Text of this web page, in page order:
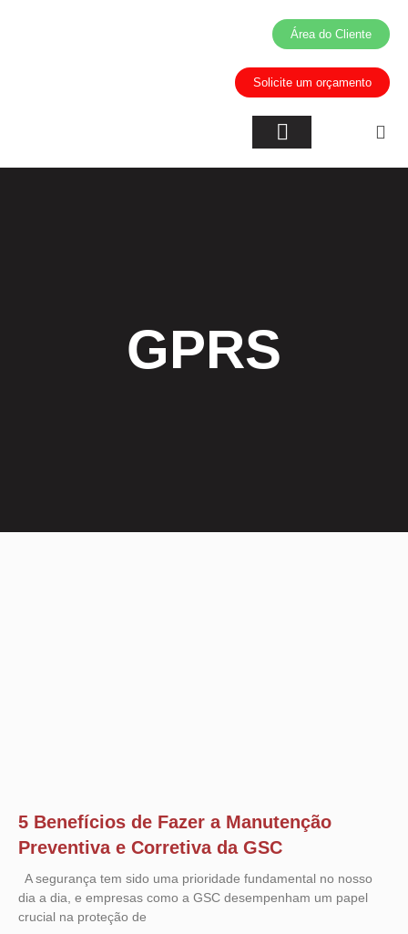
Área do Cliente
Solicite um orçamento
GPRS
5 Benefícios de Fazer a Manutenção
Preventiva e Corretiva da GSC
A segurança tem sido uma prioridade fundamental no nosso
dia a dia, e empresas como a GSC desempenham um papel
crucial na proteção de